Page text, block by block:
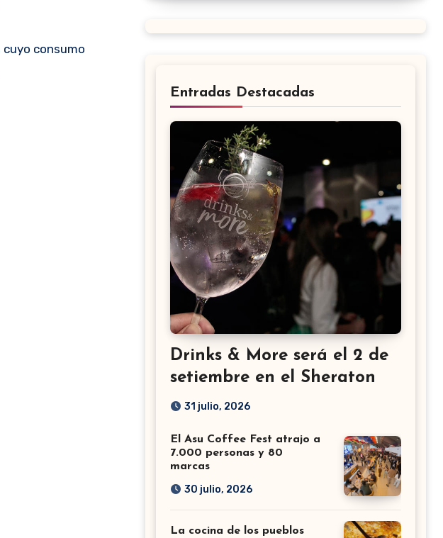
Entradas Destacadas
Drinks & More será el 2 de
setiembre en el Sheraton
31 julio, 2026
El Asu Coffee Fest atrajo a
7.000 personas y 80
marcas
30 julio, 2026
La cocina de los pueblos